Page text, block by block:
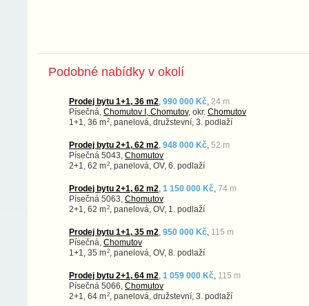
Podobné nabídky v okolí
Prodej bytu 1+1, 36 m2 990 000 Kč 24 m
Písečná, Chomutov I, Chomutov, okr. Chomutov
1+1, 36 m2 , panelová, družstevní, 3. podlaží
Prodej bytu 2+1, 62 m2 948 000 Kč 52 m
Písečná 5043, Chomutov
2+1, 62 m2 , panelová, OV, 6. podlaží
Prodej bytu 2+1, 62 m2 1 150 000 Kč 74 m
Písečná 5063, Chomutov
2+1, 62 m2 , panelová, OV, 1. podlaží
Prodej bytu 1+1, 35 m2 950 000 Kč 115 m
Písečná, Chomutov
1+1, 35 m2 , panelová, OV, 8. podlaží
Prodej bytu 2+1, 64 m2 1 059 000 Kč 115 m
Písečná 5066, Chomutov
2+1, 64 m2 , panelová, družstevní, 3. podlaží